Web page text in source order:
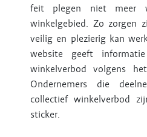
feit plegen niet meer
winkelgebied. Zo zorgen
veilig en plezierig kan
website geeft
winkelverbod volgens
Ondernemers die
collectief winkelverbod
sticker.